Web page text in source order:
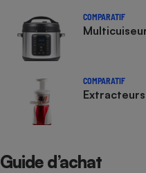
COMPARATIF
COMPARATIF
Guide d’achat